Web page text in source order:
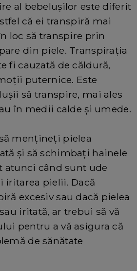
al bebelușilor este diferit
că ei transpiră mai
loc să transpire prin
din piele. Transpirația
fi cauzată de căldură,
puternice. Este
să transpire, mai ales
în medii calde și umede.
mențineți pielea
și să schimbați hainele
atunci când sunt ude
iritarea pielii. Dacă
excesiv sau dacă pielea
iritată, ar trebui să vă
pentru a vă asigura că
de sănătate